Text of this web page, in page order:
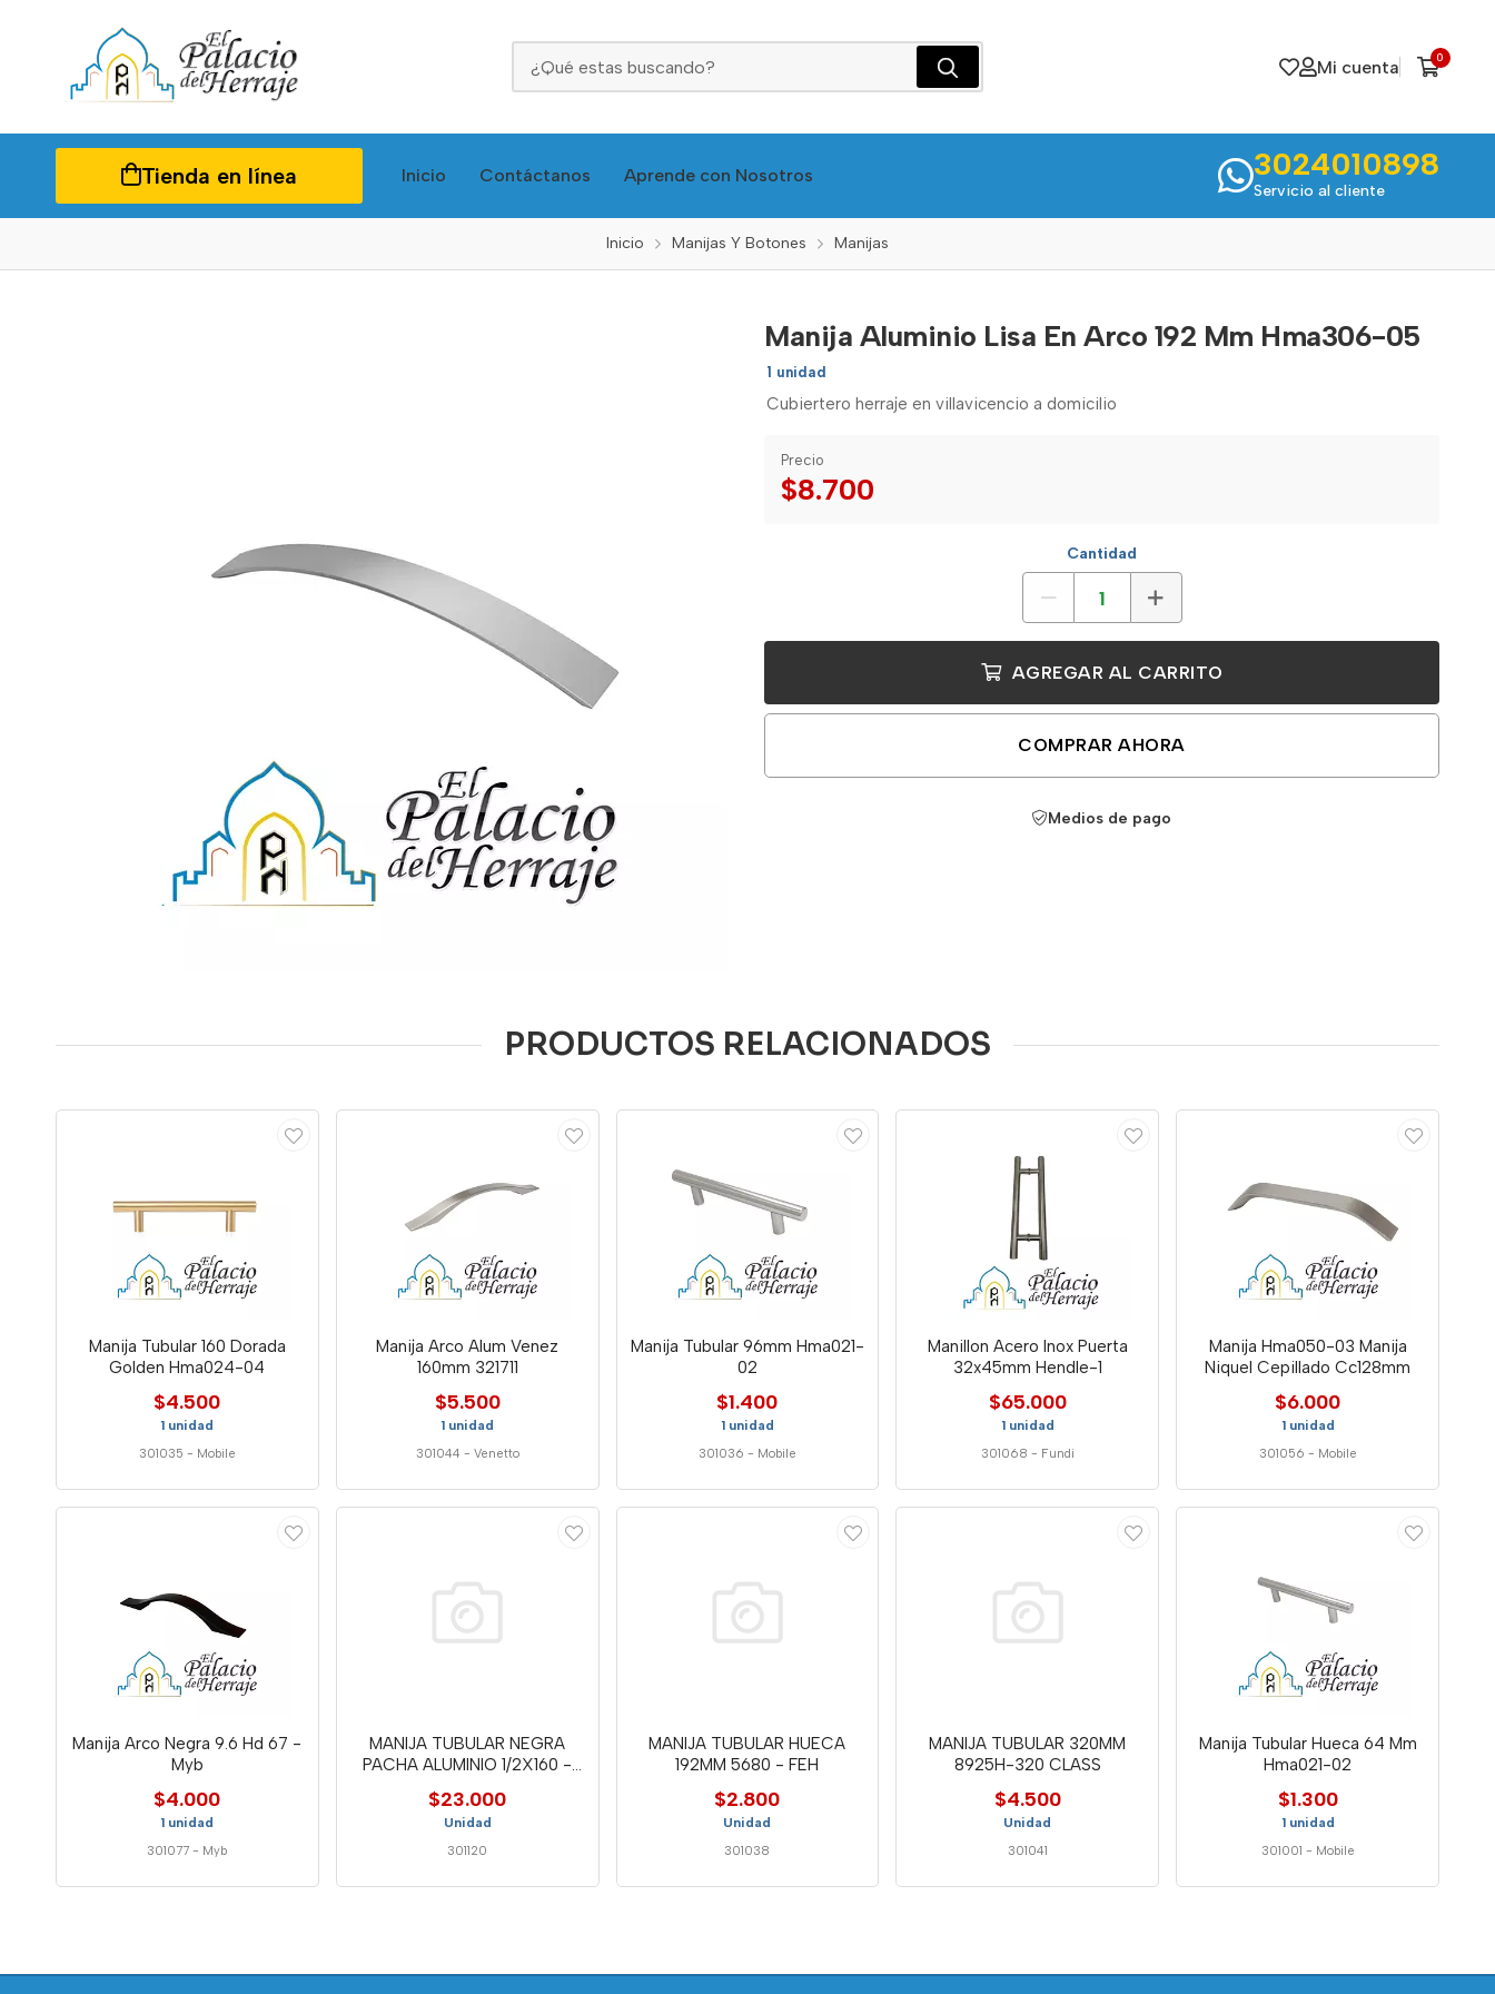
Mi cuenta 0
Tienda en línea Inicio Contáctanos Aprende con Nosotros 3024010898
Servicio al cliente
Inicio Manijas Y Botones Manijas
Manija Aluminio Lisa En Arco 192 Mm Hma306-05
1 unidad
Cubiertero herraje en villavicencio a domicilio
Precio
$8.700
Cantidad
AGREGAR AL CARRITO
COMPRAR AHORA
Medios de pago
PRODUCTOS RELACIONADOS
Manija Tubular 160 Dorada
Golden Hma024-04
$4.500
1 unidad
301035 - Mobile
Manija Arco Alum Venez
160mm 321711
$5.500
1 unidad
301044 - Venetto
Manija Tubular 96mm Hma021-
02
$1.400
1 unidad
301036 - Mobile
Manillon Acero Inox Puerta
32x45mm Hendle-1
$65.000
1 unidad
301068 - Fundi
Manija Hma050-03 Manija
Niquel Cepillado Cc128mm
$6.000
1 unidad
301056 - Mobile
Manija Arco Negra 9.6 Hd 67 -
Myb
$4.000
1 unidad
301077 - Myb
MANIJA TUBULAR NEGRA
PACHA ALUMINIO 1/2X160 -
$23.000
Unidad
301120
MANIJA TUBULAR HUECA
192MM 5680 - FEH
$2.800
Unidad
301038
MANIJA TUBULAR 320MM
8925H-320 CLASS
$4.500
Unidad
301041
Manija Tubular Hueca 64 Mm
Hma021-02
$1.300
1 unidad
301001 - Mobile